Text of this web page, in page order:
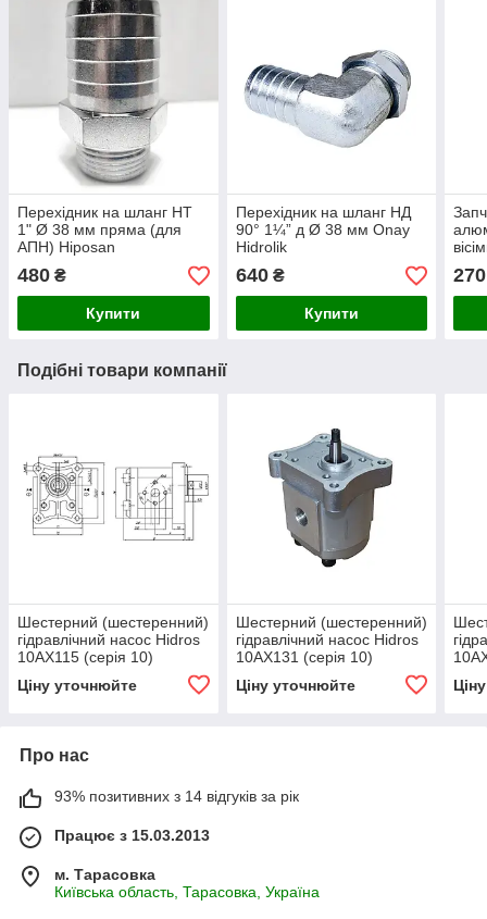
Перехідник на шланг НТ
1" Ø 38 мм пряма (для
АПН) Hiposan
480 ₴
Купити
Перехідник на шланг НД
90° 1¼” д Ø 38 мм Onay
Hidrolik
640₴
Купити
270
Подібні товари компанії
Шестерний (шестеренний)
гідравлічний насос Hidros
10АХ115 (серія 10)
Ціну уточнюйте
Шестерний (шестеренний)
гідравлічний насос Hidros
10АХ131 (серія 10)
Ціну уточнюйте
Про нас
93% позитивних з 14 відгуків за рік
Працює з 15.03.2013
м. Тарасовка
Київська область, Тарасовка, Україна